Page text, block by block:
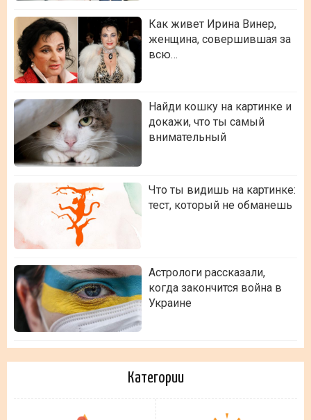
Как живет Ирина Винер,
женщина, совершившая за
всю…
Найди кошку на картинке и
докажи, что ты самый
внимательный
Что ты видишь на картинке:
тест, который не обманешь
Астрологи рассказали,
когда закончится война в
Украине
Категории